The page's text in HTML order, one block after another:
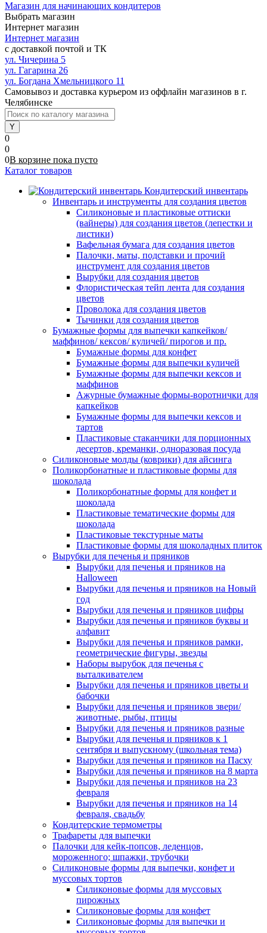
Магазин для начинающих кондитеров
Выбрать магазин
Интернет магазин
Интернет магазин
с доставкой почтой и ТК
ул. Чичерина 5
ул. Гагарина 26
ул. Богдана Хмельницкого 11
Самовывоз и доставка курьером из оффлайн магазинов в г.
Челябинске
0
0
0В корзине пока пусто
Каталог товаров
Кондитерский инвентарь
Инвентарь и инструменты для создания цветов
Силиконовые и пластиковые оттиски
(вайнеры) для создания цветов (лепестки и
листики)
Вафельная бумага для создания цветов
Палочки, маты, подставки и прочий
инструмент для создания цветов
Вырубки для создания цветов
Флористическая тейп лента для создания
цветов
Проволока для создания цветов
Тычинки для создания цветов
Бумажные формы для выпечки капкейков/
маффинов/ кексов/ куличей/ пирогов и пр.
Бумажные формы для конфет
Бумажные формы для выпечки куличей
Бумажные формы для выпечки кексов и
маффинов
Ажурные бумажные формы-воротнички для
капкейков
Бумажные формы для выпечки кексов и
тартов
Пластиковые стаканчики для порционных
десертов, креманки, одноразовая посуда
Силиконовые молды (коврики) для айсинга
Поликорбонатные и пластиковые формы для
шоколада
Поликорбонатные формы для конфет и
шоколада
Пластиковые тематические формы для
шоколада
Пластиковые текстурные маты
Пластиковые формы для шоколадных плиток
Вырубки для печенья и пряников
Вырубки для печенья и пряников на
Halloween
Вырубки для печенья и пряников на Новый
год
Вырубки для печенья и пряников цифры
Вырубки для печенья и пряников буквы и
алфавит
Вырубки для печенья и пряников рамки,
геометрические фигуры, звезды
Наборы вырубок для печенья с
выталкивателем
Вырубки для печенья и пряников цветы и
бабочки
Вырубки для печенья и пряников звери/
животные, рыбы, птицы
Вырубки для печенья и пряников разные
Вырубки для печенья и пряников к 1
сентября и выпускному (школьная тема)
Вырубки для печенья и пряников на Пасху
Вырубки для печенья и пряников на 8 марта
Вырубки для печенья и пряников на 23
февраля
Вырубки для печенья и пряников на 14
февраля, свадьбу
Кондитерские термометры
Трафареты для выпечки
Палочки для кейк-попсов, леденцов,
мороженного; шпажки, трубочки
Силиконовые формы для выпечки, конфет и
муссовых тортов
Силиконовые формы для муссовых
пирожных
Силиконовые формы для конфет
Силиконовые формы для выпечки и